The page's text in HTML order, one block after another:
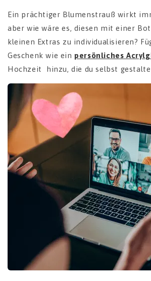
Ein prächtiger Blumenstrauß wirkt
aber wie wäre es, diesen mit einer
kleinen Extras zu individualisieren?
Geschenk wie ein persönliches
Hochzeit hinzu, die du selbst